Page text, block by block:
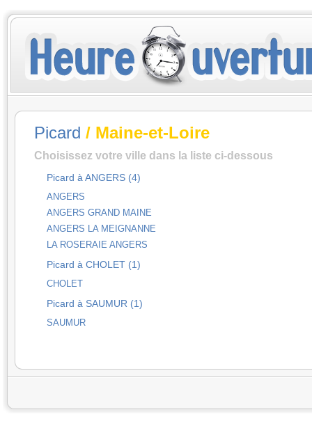
Picard / Maine-et-Loire
Choisissez votre ville dans la liste ci-dessous
Picard à ANGERS (4)
ANGERS
ANGERS GRAND MAINE
ANGERS LA MEIGNANNE
LA ROSERAIE ANGERS
Picard à CHOLET (1)
CHOLET
Picard à SAUMUR (1)
SAUMUR